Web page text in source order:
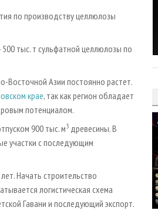
по производству целлюлозы
тыс. т сульфатной целлюлозы по
Восточной Азии постоянно растет.
крае, так как регион обладает
потенциалом.
900 тыс. м3 древесины. В
участки с последующим
Начать строительство
логистическая схема
Гавани и последующий экспорт.